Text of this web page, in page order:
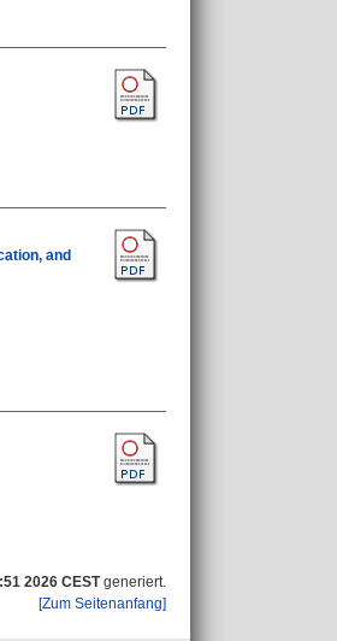
and
2026 CESTgeneriert.
[Zum Seitenanfang]